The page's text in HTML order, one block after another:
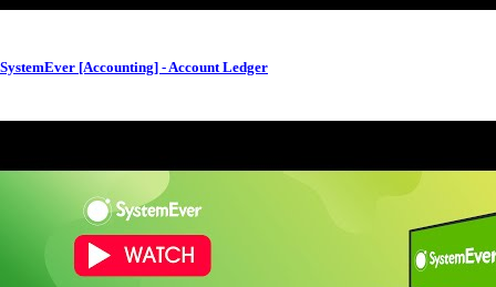
SystemEver [Accounting] - Account Ledger